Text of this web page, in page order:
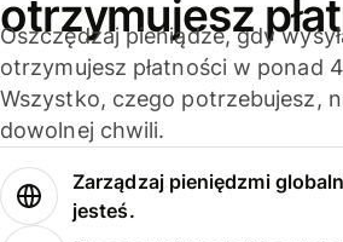
otrzymujesz
Oszczędzaj pieniądze, gdy
otrzymujesz płatności w ponad
Wszystko, czego potrzebujesz,
dowolnej chwili.
Zarządzaj pieniędzmi
jesteś.